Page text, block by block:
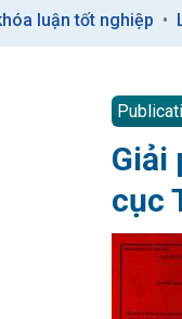
luận tốt nghiệp
Giải
cục